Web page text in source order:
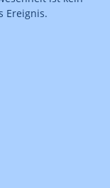
Ereignis.